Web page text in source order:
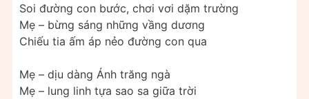
Soi đường con bước, chơi vơi dặm trường
Mẹ – bừng sáng những vầng dương
Chiếu tia ấm áp nẻo đường con qua
Mẹ – dịu dàng Ánh trăng ngà
Mẹ – lung linh tựa sao sa giữa trời